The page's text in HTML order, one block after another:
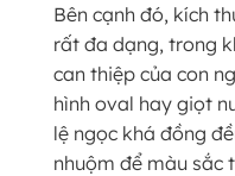
Bên cạnh đó, kích
rất đa dạng, trong
can thiệp của con
hình oval hay giọt
lệ ngọc khá đồng
nhuộm để màu sắc